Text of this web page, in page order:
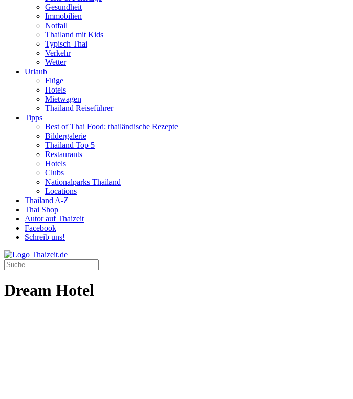
Gesundheit
Immobilien
Notfall
Thailand mit Kids
Typisch Thai
Verkehr
Wetter
Urlaub
Flüge
Hotels
Mietwagen
Thailand Reiseführer
Tipps
Best of Thai Food: thailändische Rezepte
Bildergalerie
Thailand Top 5
Restaurants
Hotels
Clubs
Nationalparks Thailand
Locations
Thailand A-Z
Thai Shop
Autor auf Thaizeit
Facebook
Schreib uns!
Dream Hotel